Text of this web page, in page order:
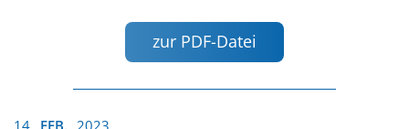
zur PDF-Datei
14 FEB. 2023